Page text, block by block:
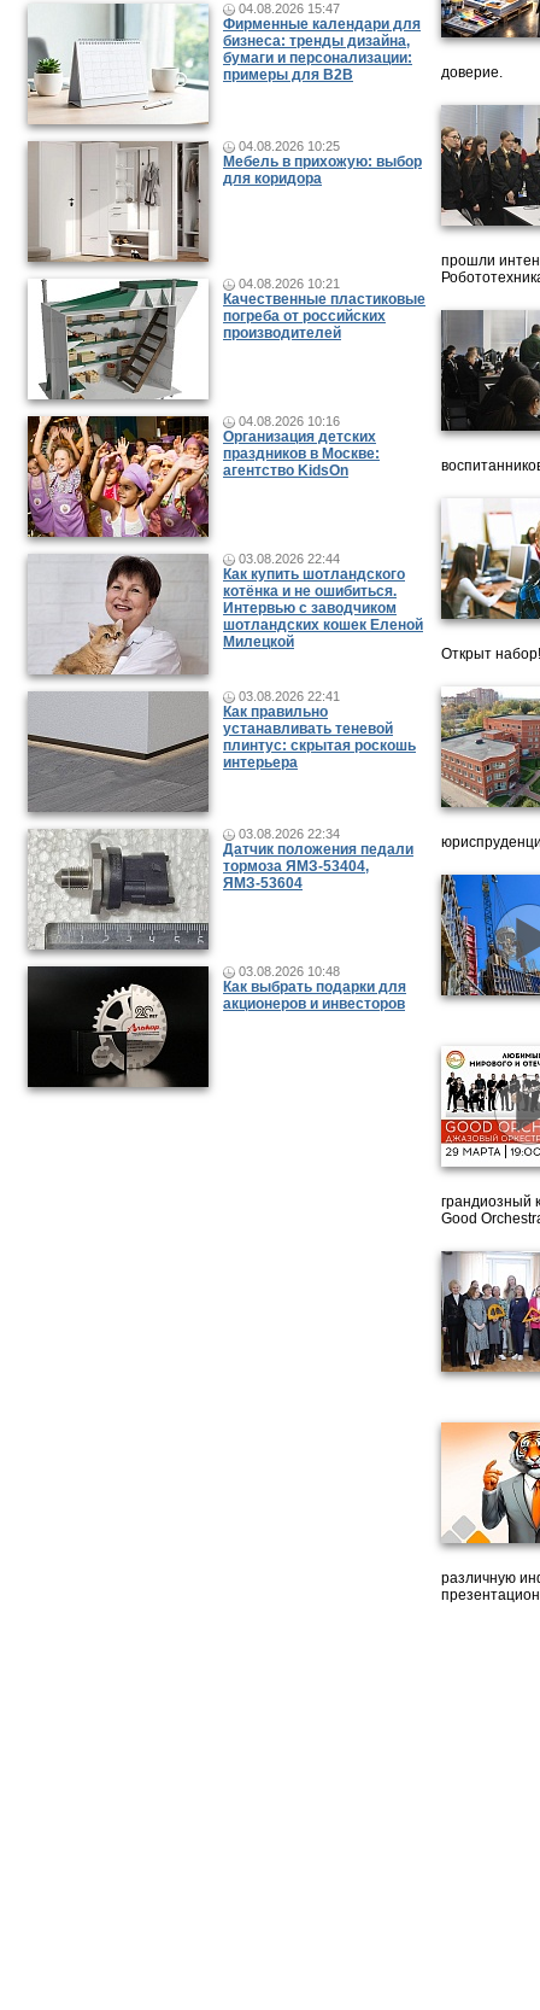
04.08.2026 15:47
Фирменные календари для
бизнеса: тренды дизайна,
бумаги и персонализации:
примеры для B2B
04.08.2026 10:25
Мебель в прихожую: выбор
для коридора
04.08.2026 10:21
Качественные пластиковые
погреба от российских
производителей
04.08.2026 10:16
Организация детских
праздников в Москве:
агентство KidsOn
03.08.2026 22:44
Как купить шотландского
котёнка и не ошибиться.
Интервью с заводчиком
шотландских кошек Еленой
Милецкой
03.08.2026 22:41
Как правильно
устанавливать теневой
плинтус: скрытая роскошь
интерьера
03.08.2026 22:34
Датчик положения педали
тормоза ЯМЗ-53404,
ЯМЗ-53604
03.08.2026 10:48
Как выбрать подарки для
акционеров и инвесторов
доверие.
прошли
Открыт набор!
грандиозный
Good
различную